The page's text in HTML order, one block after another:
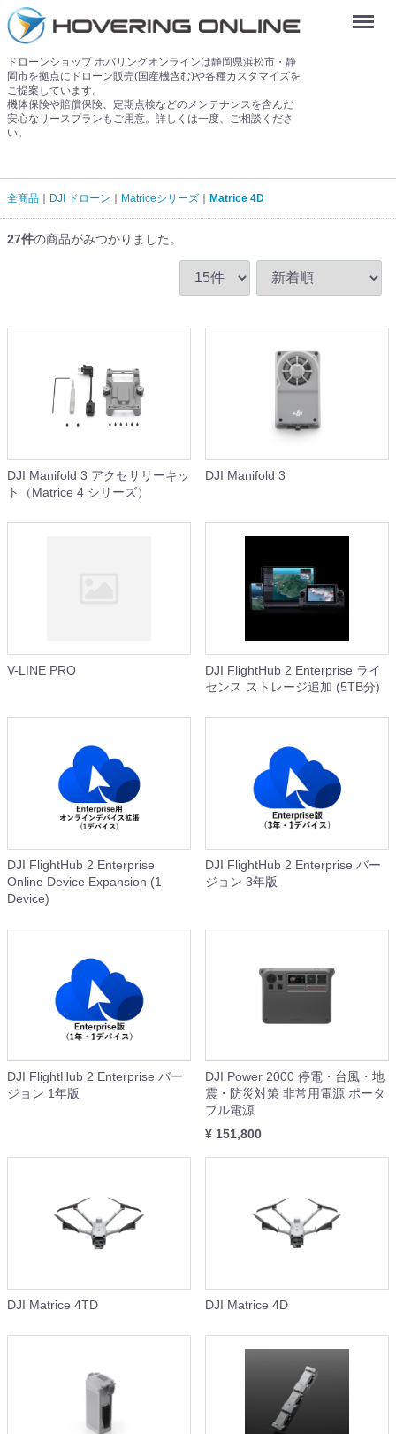
ドローンショップ ホバリングオンラインは静岡県浜松市・静
岡市を拠点にドローン販売(国産機含む)や各種カスタマイズを
ご提案しています。
機体保険や賠償保険、定期点検などのメンテナンスを含んだ
安心なリースプランもご用意。詳しくは一度、ご相談くださ
い。
Menu
全商品 DJI ドローン Matriceシリーズ Matrice 4D
27件の商品がみつかりました。
DJI Manifold 3 アクセサリーキッ
ト（Matrice 4 シリーズ）
DJI Manifold 3
V-LINE PRO
DJI FlightHub 2 Enterprise ライ
センス ストレージ追加 (5TB分)
DJI FlightHub 2 Enterprise
Online Device Expansion (1
Device)
DJI FlightHub 2 Enterprise バー
ジョン 3年版
DJI FlightHub 2 Enterprise バー
ジョン 1年版
DJI Power 2000 停電・台風・地
震・防災対策 非常用電源 ポータ
ブル電源
¥ 151,800
DJI Matrice 4TD DJI Matrice 4D